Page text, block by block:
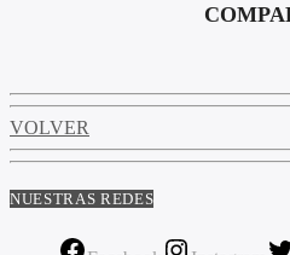
VOLVER
NUESTRAS REDES